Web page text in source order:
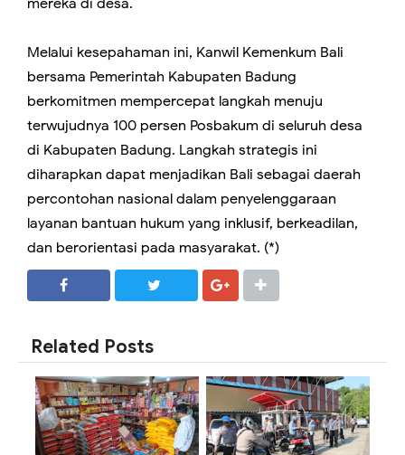
mereka di desa.
Melalui kesepahaman ini, Kanwil Kemenkum Bali
bersama Pemerintah Kabupaten Badung
berkomitmen mempercepat langkah menuju
terwujudnya 100 persen Posbakum di seluruh desa
di Kabupaten Badung. Langkah strategis ini
diharapkan dapat menjadikan Bali sebagai daerah
percontohan nasional dalam penyelenggaraan
layanan bantuan hukum yang inklusif, berkeadilan,
dan berorientasi pada masyarakat. (*)
Related Posts